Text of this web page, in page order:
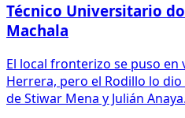
Técnico Universitario
Machala
El local fronterizo se puso
Herrera, pero el Rodillo lo
de Stiwar Mena y Julián Anaya.